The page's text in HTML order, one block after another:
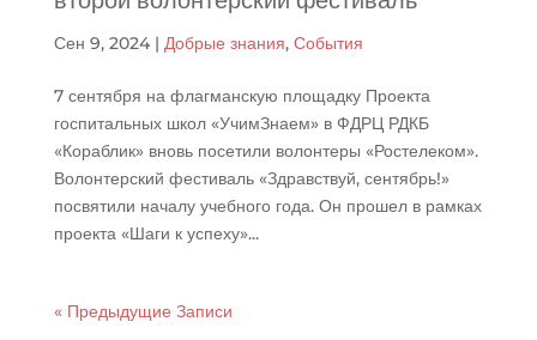
Сен 9, 2024| Добрые знания, События
7 сентября на флагманскую площадку Проекта
госпитальных школ «УчимЗнаем» в ФДРЦ РДКБ
«Кораблик» вновь посетили волонтеры «Ростелеком».
Волонтерский фестиваль «Здравствуй, сентябрь!»
посвятили началу учебного года. Он прошел в рамках
проекта «Шаги к успеху»...
« Предыдущие Записи